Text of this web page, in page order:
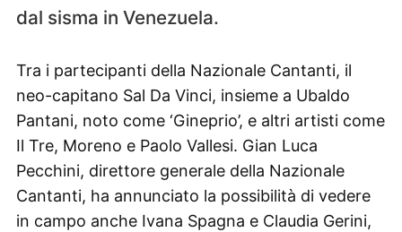
dal sisma in Venezuela.
Tra i partecipanti della Nazionale Cantanti, il
neo-capitano Sal Da Vinci, insieme a Ubaldo
Pantani, noto come ‘Gineprio’, e altri artisti come
Il Tre, Moreno e Paolo Vallesi. Gian Luca
Pecchini, direttore generale della Nazionale
Cantanti, ha annunciato la possibilità di vedere
in campo anche Ivana Spagna e Claudia Gerini,